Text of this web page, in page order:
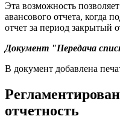
Эта возможность
авансового отчета, когда
отчет за период закрытый
Документ "Передача
В документ добавлена
отчетность